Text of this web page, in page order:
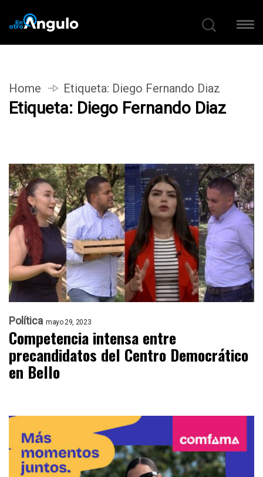
Home Etiqueta: Diego Fernando Diaz
Etiqueta: Diego Fernando Diaz
Política mayo 29, 2023
Competencia intensa entre
precandidatos del Centro Democrático
en Bello